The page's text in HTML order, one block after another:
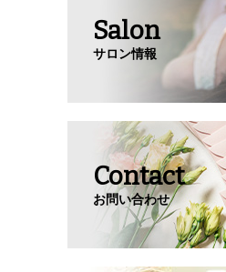
Salon
サロン情報
Contact
お問い合わせ